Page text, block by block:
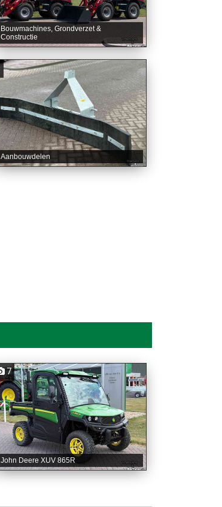
Bouwmachines, Grondverzet &
Constructie
Aanbouwdelen
7
John Deere XUV 865R